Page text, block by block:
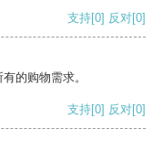
支持[0] 反对[0]
的购物需求。
支持[0] 反对[0]